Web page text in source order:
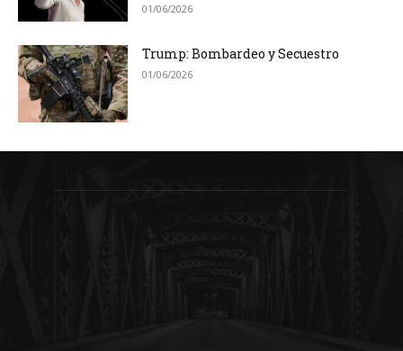
01/06/2026
Trump: Bombardeo y Secuestro
01/06/2026